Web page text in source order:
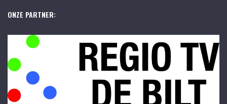
ONZE PARTNER: